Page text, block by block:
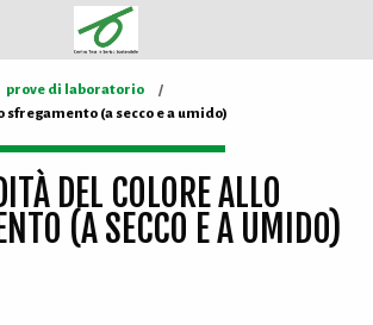
prove di laboratorio
(a secco e a umido)
DEL COLORE ALLO
(A SECCO E A UMIDO)